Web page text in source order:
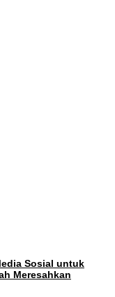
Sosial untuk
Meresahkan